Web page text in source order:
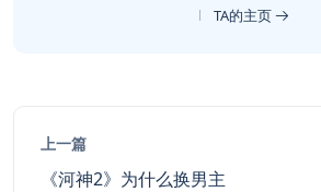
TA的主页
上一篇
《河神2》为什么换男主